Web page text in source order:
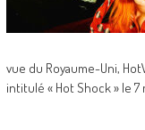
vue du Royaume-Uni,
intitulé « Hot Shock » le 7